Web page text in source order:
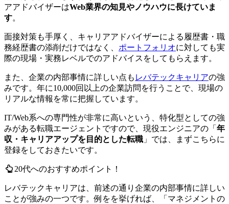
アアドバイザーはWeb業界の知見やノウハウに長けていま
す。
面接対策も手厚く、キャリアアドバイザーによる履歴書・職
務経歴書の添削だけではなく、 ポートフォリオに対しても実
際の現場・実務レベルでのアドバイスをしてもらえます。
また、企業の内部事情に詳しい点も レバテックキャリアの強
みです。年に10,000回以上の企業訪問を行うことで、現場の
リアルな情報を常に把握しています。
IT/Web系への専門性が非常に高いという、特化型としての強
みがある転職エージェントですので、現役エンジニアの「 年
収・キャリアアップを目的とした転職 」では、まずこちらに
登録をしておきたいです。
20代へのおすすめポイント！
レバテックキャリアは、前述の通り 企業の内部事情に詳しい
ことが強みの一つです。例をを挙げれば、「マネジメントの